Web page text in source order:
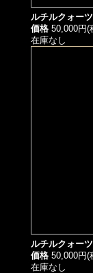
ルチルクォー
価格 50,000円(
在庫なし
ルチルクォー
価格 50,000円(
在庫なし